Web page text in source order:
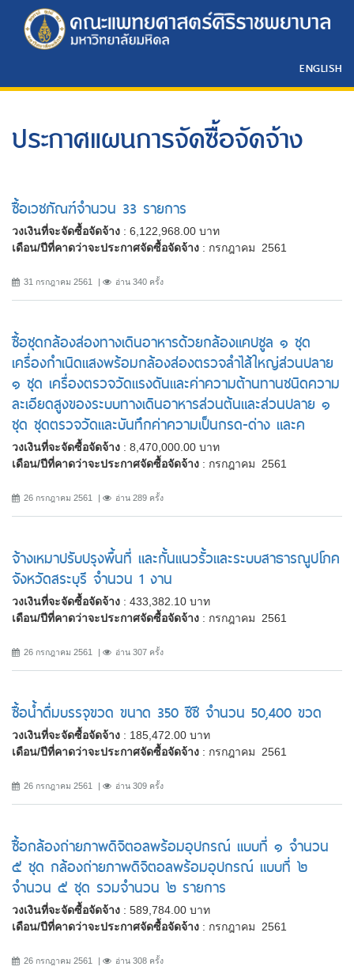
ENGLISH
ประกาศแผนการจัดซื้อจัดจ้าง
ซื้อเวชภัณฑ์จำนวน 33 รายการ
วงเงินที่จะจัดซื้อจัดจ้าง : 6,122,968.00 บาท
เดือน/ปีที่คาดว่าจะประกาศจัดซื้อจัดจ้าง : กรกฎาคม 2561
31 กรกฎาคม 2561 อ่าน 340 ครั้ง
ซื้อชุดกล้องส่องทางเดินอาหารด้วยกล้องแคปซูล ๑ ชุด
เครื่องกำเนิดแสงพร้อมกล้องส่องตรวจลำไส้ใหญ่ส่วนปลาย
๑ ชุด เครื่องตรวจวัดแรงดันและค่าความต้านทานชนิดความ
ละเอียดสูงของระบบทางเดินอาหารส่วนต้นและส่วนปลาย ๑
ชุด ชุดตรวจวัดและบันทึกค่าความเป็นกรด-ด่าง และค
วงเงินที่จะจัดซื้อจัดจ้าง : 8,470,000.00 บาท
เดือน/ปีที่คาดว่าจะประกาศจัดซื้อจัดจ้าง : กรกฎาคม 2561
26 กรกฎาคม 2561 อ่าน 289 ครั้ง
จ้างเหมาปรับปรุงพื้นที่ และกั้นแนวรั้วและระบบสาธารณูปโภค
จังหวัดสระบุรี จำนวน 1 งาน
วงเงินที่จะจัดซื้อจัดจ้าง : 433,382.10 บาท
เดือน/ปีที่คาดว่าจะประกาศจัดซื้อจัดจ้าง : กรกฎาคม 2561
26 กรกฎาคม 2561 อ่าน 307 ครั้ง
ซื้อน้ำดื่มบรรจุขวด ขนาด 350 ซีซี จำนวน 50,400 ขวด
วงเงินที่จะจัดซื้อจัดจ้าง : 185,472.00 บาท
เดือน/ปีที่คาดว่าจะประกาศจัดซื้อจัดจ้าง : กรกฎาคม 2561
26 กรกฎาคม 2561 อ่าน 309 ครั้ง
ซื้อกล้องถ่ายภาพดิจิตอลพร้อมอุปกรณ์ แบบที่ ๑ จำนวน
๕ ชุด กล้องถ่ายภาพดิจิตอลพร้อมอุปกรณ์ แบบที่ ๒
จำนวน ๕ ชุด รวมจำนวน ๒ รายการ
วงเงินที่จะจัดซื้อจัดจ้าง : 589,784.00 บาท
เดือน/ปีที่คาดว่าจะประกาศจัดซื้อจัดจ้าง : กรกฎาคม 2561
26 กรกฎาคม 2561 อ่าน 308 ครั้ง